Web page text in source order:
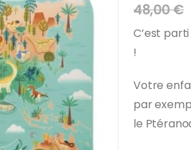
48,00€
C’est
!
Votre
par
le